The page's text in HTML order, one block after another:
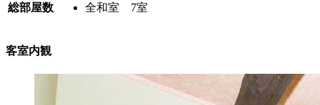
総部屋数 全和室 7室
客室内観